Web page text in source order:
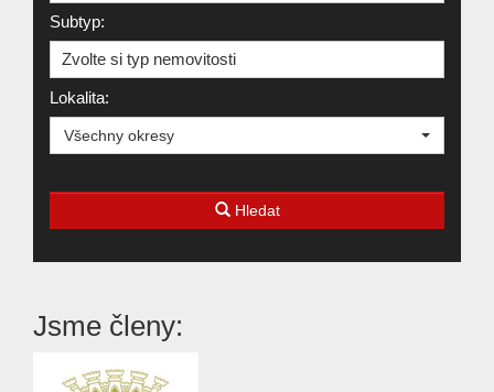
Subtyp:
Zvolte si typ nemovitosti
Lokalita:
Všechny okresy
Hledat
Jsme členy: